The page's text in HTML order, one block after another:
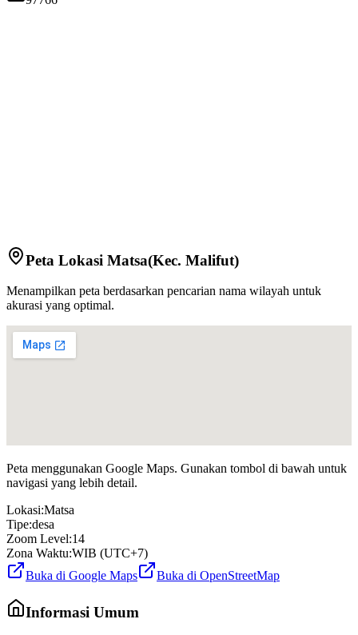
Peta Lokasi Matsa(Kec. Malifut)
Menampilkan peta berdasarkan pencarian nama wilayah untuk
akurasi yang optimal.
Peta menggunakan Google Maps. Gunakan tombol di bawah untuk
navigasi yang lebih detail.
Lokasi:Matsa
Tipe:desa
Zoom Level:14
Zona Waktu:WIB (UTC+7)
Buka di Google Maps
Buka di OpenStreetMap
Informasi Umum